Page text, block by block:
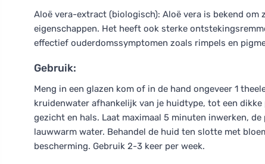
Aloë vera-extract (biologisch): Aloë vera is bekend
eigenschappen. Het heeft ook sterke
effectief ouderdomssymptomen zoals rimpels en
Gebruik:
Meng in een glazen kom of in de hand ongeveer 1
kruidenwater afhankelijk van je huidtype, tot een
gezicht en hals. Laat maximaal 5 minuten inwerken,
lauwwarm water. Behandel de huid ten slotte met
bescherming. Gebruik 2-3 keer per week.